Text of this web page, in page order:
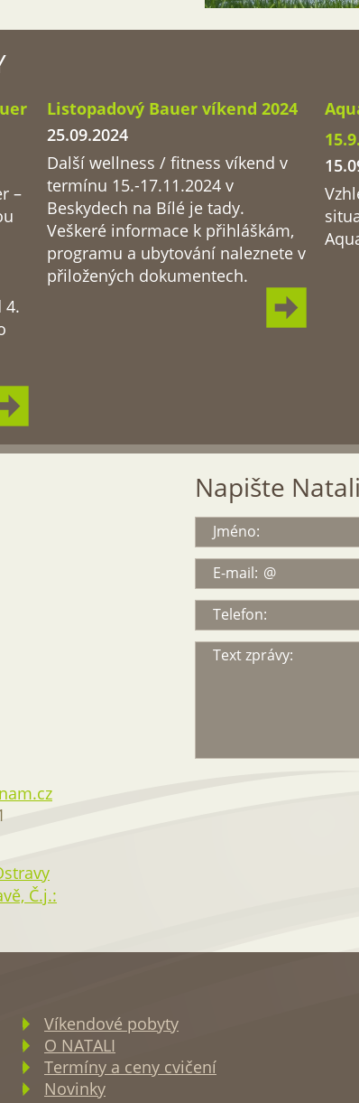
–
4.
Listopadový Bauer víkend 2024
25.09.2024
Další wellness / fitness víkend v
termínu 15.-17.11.2024 v
Beskydech na Bílé je tady.
Veškeré informace k přihláškám,
programu a ubytování naleznete v
přiložených dokumentech.
Č.j.:
Napište Natali
Jméno:
E-mail:
Telefon:
Text zprávy:
Víkendové pobyty
O NATALI
Termíny a ceny cvičení
Novinky